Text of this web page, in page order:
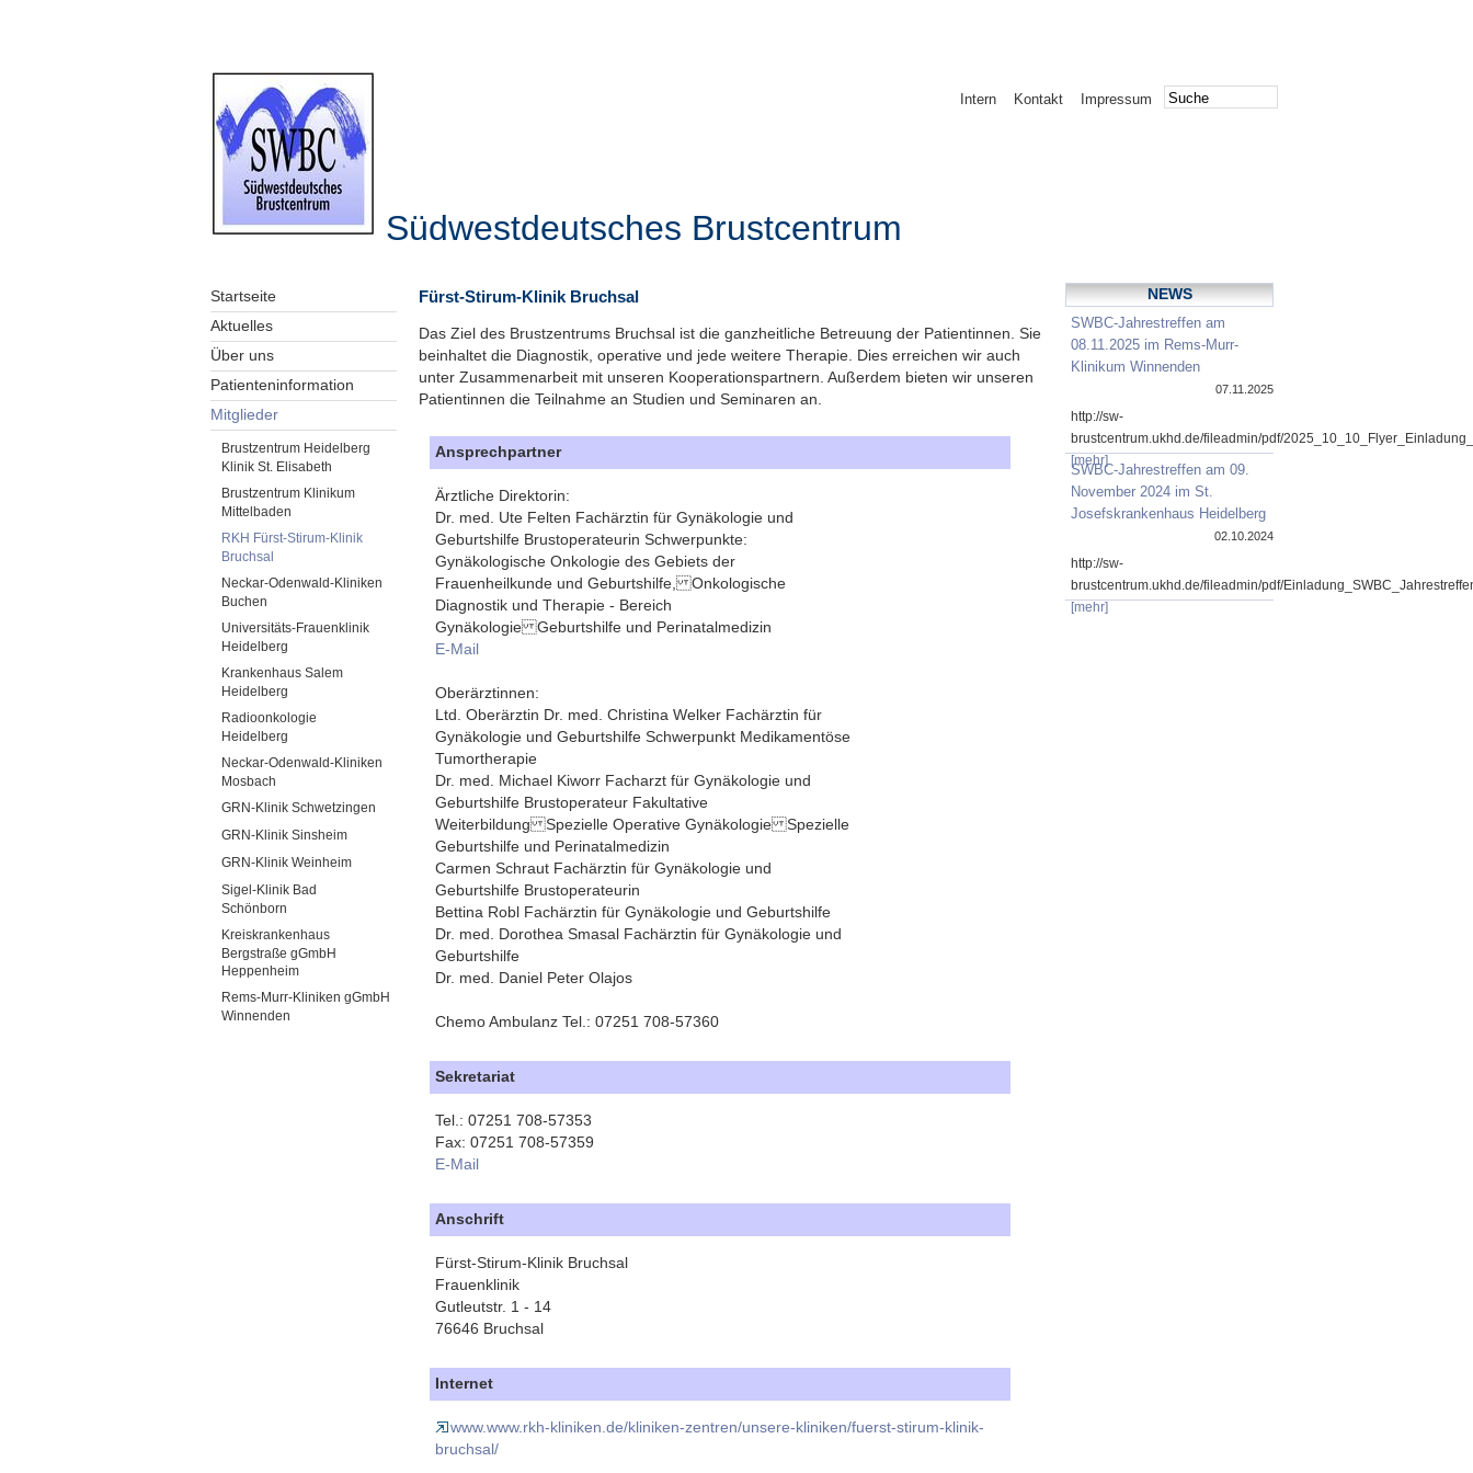
Intern Kontakt Impressum
Südwestdeutsches Brustcentrum
Startseite
Aktuelles
Über uns
Patienteninformation
Mitglieder
Brustzentrum Heidelberg
Klinik St. Elisabeth
Brustzentrum Klinikum
Mittelbaden
RKH Fürst-Stirum-Klinik
Bruchsal
Neckar-Odenwald-Kliniken
Buchen
Universitäts-Frauenklinik
Heidelberg
Krankenhaus Salem
Heidelberg
Radioonkologie
Heidelberg
Neckar-Odenwald-Kliniken
Mosbach
GRN-Klinik Schwetzingen
GRN-Klinik Sinsheim
GRN-Klinik Weinheim
Sigel-Klinik Bad
Schönborn
Kreiskrankenhaus
Bergstraße gGmbH
Heppenheim
Rems-Murr-Kliniken gGmbH
Winnenden
Fürst-Stirum-Klinik Bruchsal
Das Ziel des Brustzentrums Bruchsal ist die ganzheitliche Betreuung der Patientinnen. Sie
beinhaltet die Diagnostik, operative und jede weitere Therapie. Dies erreichen wir auch
unter Zusammenarbeit mit unseren Kooperationspartnern. Außerdem bieten wir unseren
Patientinnen die Teilnahme an Studien und Seminaren an.
Ansprechpartner
Ärztliche Direktorin:
Dr. med. Ute Felten Fachärztin für Gynäkologie und
Geburtshilfe Brustoperateurin Schwerpunkte:
Gynäkologische Onkologie des Gebiets der
Frauenheilkunde und Geburtshilfe, Onkologische
Diagnostik und Therapie - Bereich
Gynäkologie Geburtshilfe und Perinatalmedizin
E-Mail
Oberärztinnen:
Ltd. Oberärztin Dr. med. Christina Welker Fachärztin für
Gynäkologie und Geburtshilfe Schwerpunkt Medikamentöse
Tumortherapie
Dr. med. Michael Kiworr Facharzt für Gynäkologie und
Geburtshilfe Brustoperateur Fakultative
Weiterbildung Spezielle Operative Gynäkologie Spezielle
Geburtshilfe und Perinatalmedizin
Carmen Schraut Fachärztin für Gynäkologie und
Geburtshilfe Brustoperateurin
Bettina Robl Fachärztin für Gynäkologie und Geburtshilfe
Dr. med. Dorothea Smasal Fachärztin für Gynäkologie und
Geburtshilfe
Dr. med. Daniel Peter Olajos
Chemo Ambulanz Tel.: 07251 708-57360
Sekretariat
Tel.: 07251 708-57353
Fax: 07251 708-57359
E-Mail
Anschrift
Fürst-Stirum-Klinik Bruchsal
Frauenklinik
Gutleutstr. 1 - 14
76646 Bruchsal
Internet
www.www.rkh-kliniken.de/kliniken-zentren/unsere-kliniken/fuerst-stirum-klinik-
bruchsal/
NEWS
SWBC-Jahrestreffen am
08.11.2025 im Rems-Murr-
Klinikum Winnenden
07.11.2025
http://sw-
brustcentrum.ukhd.de/fileadmin/pdf/
[mehr]
SWBC-Jahrestreffen am 09.
November 2024 im St.
Josefskrankenhaus Heidelberg
02.10.2024
http://sw-
brustcentrum.ukhd.de/fileadmin/pdf/
[mehr]